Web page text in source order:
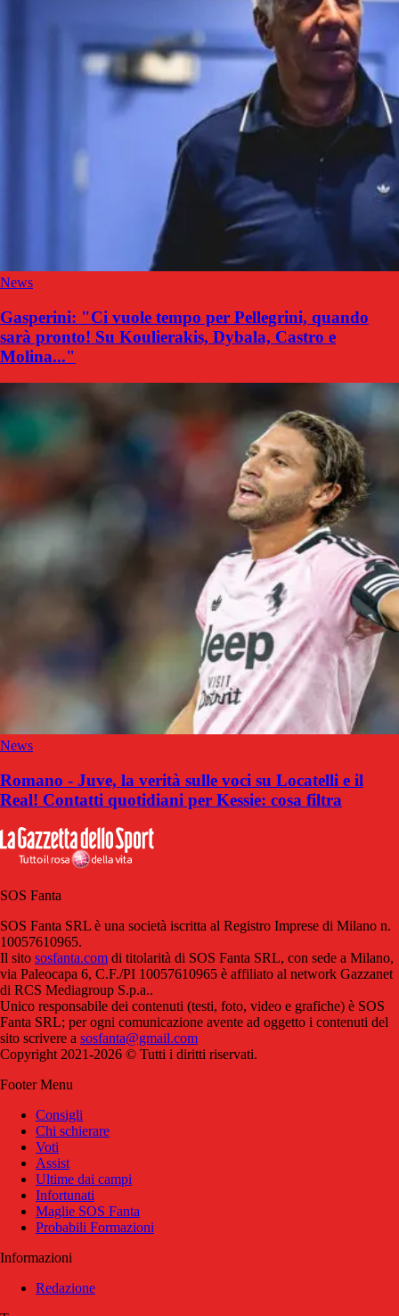
News
Gasperini: "Ci vuole tempo per Pellegrini, quando
sarà pronto! Su Koulierakis, Dybala, Castro e
Molina..."
News
Romano - Juve, la verità sulle voci su Locatelli e il
Real! Contatti quotidiani per Kessie: cosa filtra
SOS Fanta
SOS Fanta SRL è una società iscritta al Registro Imprese di Milano n.
10057610965.
Il sito sosfanta.com di titolarità di SOS Fanta SRL, con sede a Milano,
via Paleocapa 6, C.F./PI 10057610965 è affiliato al network Gazzanet
di RCS Mediagroup S.p.a..
Unico responsabile dei contenuti (testi, foto, video e grafiche) è SOS
Fanta SRL; per ogni comunicazione avente ad oggetto i contenuti del
sito scrivere a sosfanta@gmail.com
Copyright 2021-2026 © Tutti i diritti riservati.
Footer Menu
Consigli
Chi schierare
Voti
Assist
Ultime dai campi
Infortunati
Maglie SOS Fanta
Probabili Formazioni
Informazioni
Redazione